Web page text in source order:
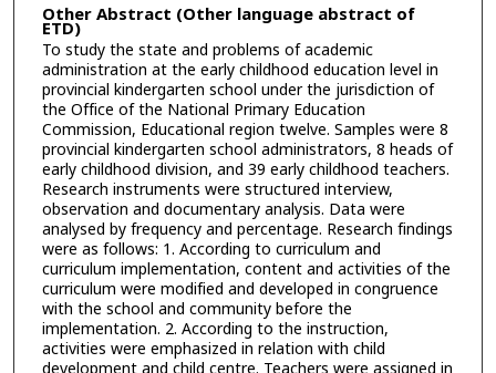
Other Abstract (Other language abstract of
ETD)
To study the state and problems of academic
administration at the early childhood education level in
provincial kindergarten school under the jurisdiction of
the Office of the National Primary Education
Commission, Educational region twelve. Samples were 8
provincial kindergarten school administrators, 8 heads of
early childhood division, and 39 early childhood teachers.
Research instruments were structured interview,
observation and documentary analysis. Data were
analysed by frequency and percentage. Research findings
were as follows: 1. According to curriculum and
curriculum implementation, content and activities of the
curriculum were modified and developed in congruence
with the school and community before the
implementation. 2. According to the instruction,
activities were emphasized in relation with child